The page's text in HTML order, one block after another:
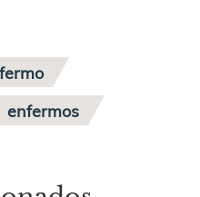
enfermos